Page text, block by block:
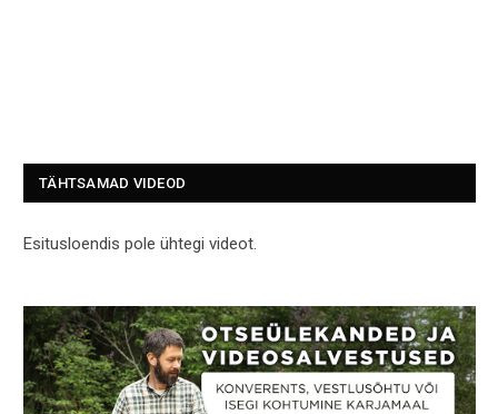
TÄHTSAMAD VIDEOD
Esitusloendis pole ühtegi videot.